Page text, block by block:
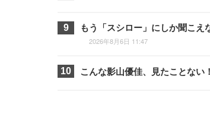
もう「スシロー」にしか聞こ
2026年8月6日 11:47
こんな影山優佳、見たことない